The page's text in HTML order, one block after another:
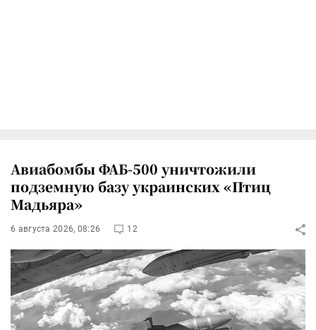
Авиабомбы ФАБ-500 уничтожили
подземную базу украинских «Птиц
Мадьяра»
6 августа 2026, 08:26 12